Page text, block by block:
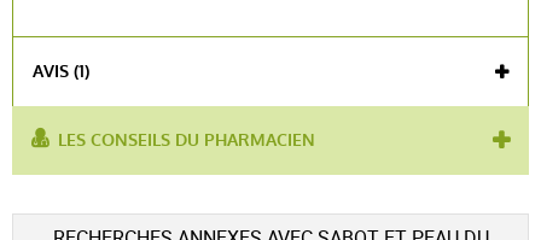
AVIS (1)
Voir l'attestation de confiance
LES CONSEILS DU PHARMACIEN